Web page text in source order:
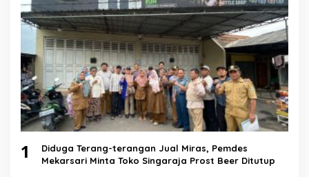
1
Diduga Terang-terangan Jual Miras, Pemdes
Mekarsari Minta Toko Singaraja Prost Beer Ditutup